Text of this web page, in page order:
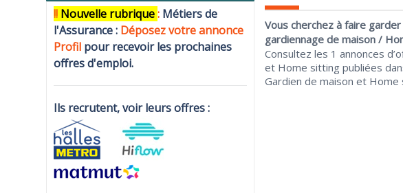
Vous cherchez à faire
gardiennage de maison /
Consultez les 1 annonces
et Home sitting publiées
Gardien de maison et Home
!! Nouvelle rubrique: Métiers de
l'Assurance : Déposez votre annonce
Profil pour recevoir les prochaines
offres d'emploi.
Ils recrutent, voir leurs offres :